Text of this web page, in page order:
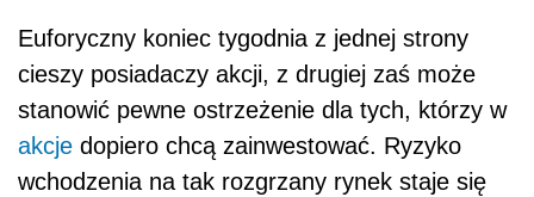
Euforyczny koniec tygodnia z jednej strony
cieszy posiadaczy akcji, z drugiej zaś może
stanowić pewne ostrzeżenie dla tych, którzy w
akcje dopiero chcą zainwestować. Ryzyko
wchodzenia na tak rozgrzany rynek staje się